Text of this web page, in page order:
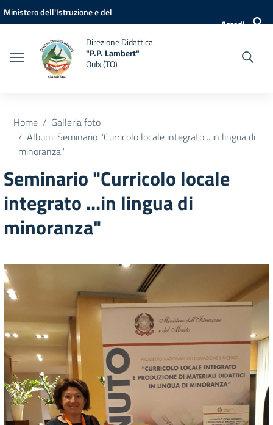
Vai ai contenuti
Vai al menu di navigazione
Vai al footer
Ministero dell'Istruzione e del
Accedi
Direzione Didattica
"P.P. Lambert"
Oulx (TO)
Home
Galleria foto
Album: Seminario "Curricolo locale integrato ...in lingua di
minoranza"
Seminario "Curricolo locale
integrato ...in lingua di
minoranza"